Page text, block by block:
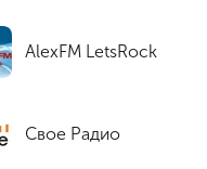
AlexFM LetsRock
Свое Радио